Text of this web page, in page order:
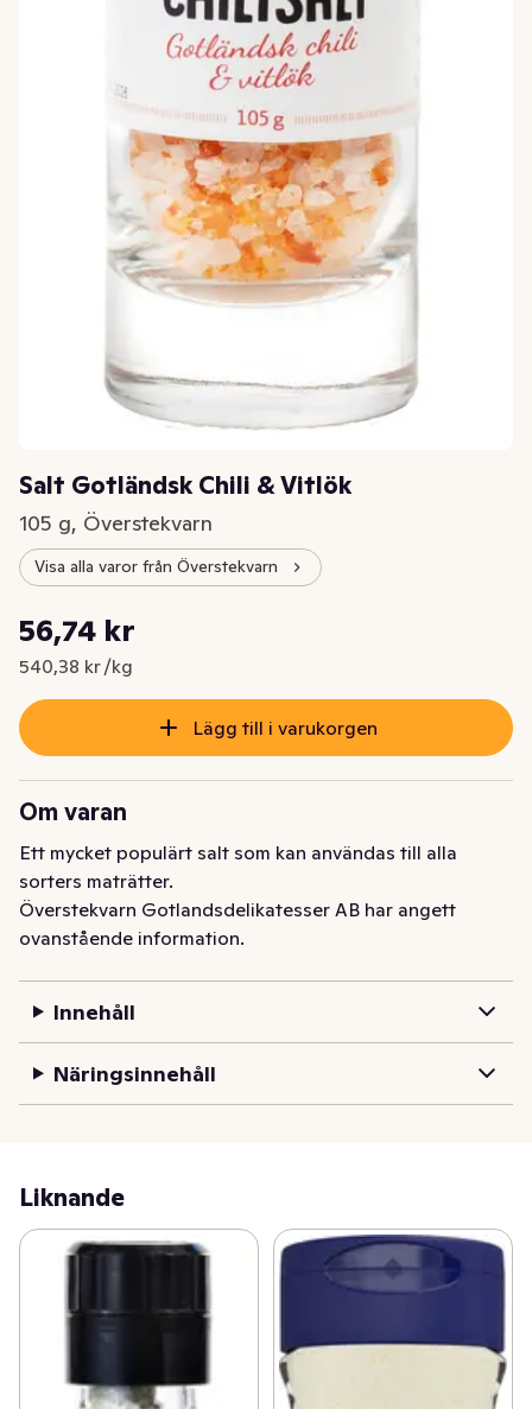
Salt Gotländsk Chili & Vitlök
105 g, Överstekvarn
Visa alla varor från Överstekvarn
Nuvarande pris är: 56,74 kr
56,74 kr
540,38 kr /kg
Styckpris: 540,38 kr /kg
Lägg till i varukorgen
Om varan
Ett mycket populärt salt som kan användas till alla
sorters maträtter.
Överstekvarn Gotlandsdelikatesser AB har angett
ovanstående information.
Innehåll
Näringsinnehåll
Liknande